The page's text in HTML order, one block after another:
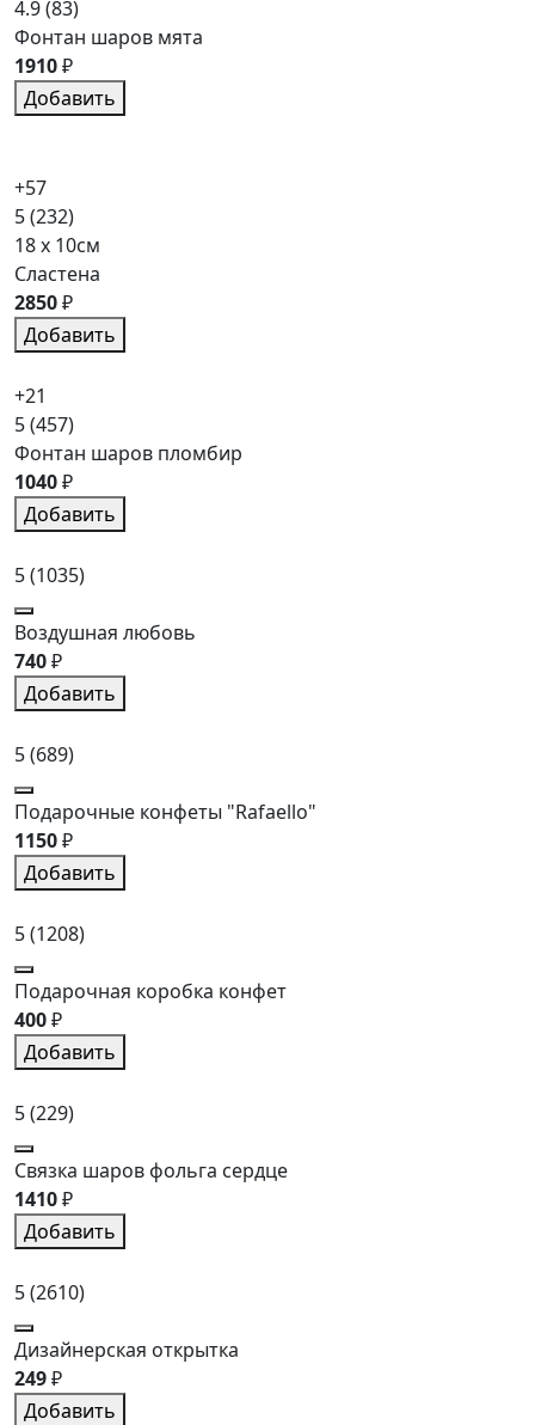
4.9(83)
Фонтан шаров мята
1910₽
Добавить
+57
5(232)
18 x 10см
Сластена
2850₽
Добавить
+21
5(457)
Фонтан шаров пломбир
1040₽
Добавить
5(1035)
Воздушная любовь
740₽
Добавить
5(689)
Подарочные конфеты "Rafaello"
1150₽
Добавить
5(1208)
Подарочная коробка конфет
400₽
Добавить
5(229)
Связка шаров фольга сердце
1410₽
Добавить
5(2610)
Дизайнерская открытка
249₽
Добавить